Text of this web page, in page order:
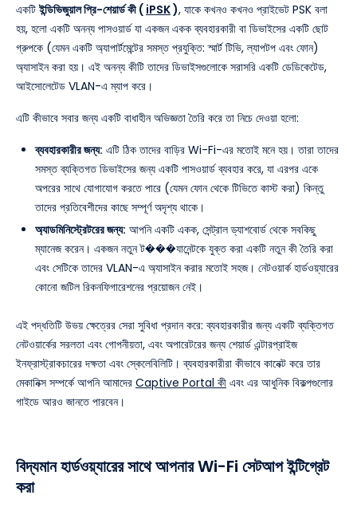
একটিইন্ডিভিজুয়াল প্রি-শেয়ার্ড কী ( iPSK), যাকে কখনও কখনও প্রাইভেট PSK বলা
হয়, হলো একটি অনন্য পাসওয়ার্ড যা একজন একক ব্যবহারকারী বা ডিভাইসের একটি ছোট
গ্রুপকে (যেমন একটি অ্যাপার্টমেন্টের সমস্ত প্রযুক্তি: স্মার্ট টিভি, ল্যাপটপ এবং ফোন)
অ্যাসাইন করা হয়। এই অনন্য কীটি তাদের ডিভাইসগুলোকে সরাসরি একটি ডেডিকেটেড,
আইসোলেটেড VLAN-এ ম্যাপ করে।
এটি কীভাবে সবার জন্য একটি বাধাহীন অভিজ্ঞতা তৈরি করে তা নিচে দেওয়া হলো:
ব্যবহারকারীর জন্য: এটি ঠিক তাদের বাড়ির Wi-Fi-এর মতোই মনে হয়। তারা তাদের
সমস্ত ব্যক্তিগত ডিভাইসের জন্য একটি পাসওয়ার্ড ব্যবহার করে, যা এরপর একে
অপরের সাথে যোগাযোগ করতে পারে (যেমন ফোন থেকে টিভিতে কাস্ট করা) কিন্তু
তাদের প্রতিবেশীদের কাছে সম্পূর্ণ অদৃশ্য থাকে।
অ্যাডমিনিস্ট্রেটরের জন্য: আপনি একটি একক, সেন্ট্রাল ড্যাশবোর্ড থেকে সবকিছু
ম্যানেজ করেন। একজন নতুন ট���যানেন্টকে যুক্ত করা একটি নতুন কী তৈরি করা
এবং সেটিকে তাদের VLAN-এ অ্যাসাইন করার মতোই সহজ। নেটওয়ার্ক হার্ডওয়্যারের
কোনো জটিল রিকনফিগারেশনের প্রয়োজন নেই।
এই পদ্ধতিটি উভয় ক্ষেত্রের সেরা সুবিধা প্রদান করে: ব্যবহারকারীর জন্য একটি ব্যক্তিগত
নেটওয়ার্কের সরলতা এবং গোপনীয়তা, এবং অপারেটরের জন্য শেয়ার্ড এন্টারপ্রাইজ
ইনফ্রাস্ট্রাকচারের দক্ষতা এবং স্কেলেবিলিটি। ব্যবহারকারীরা কীভাবে কানেক্ট করে তার
মেকানিক্স সম্পর্কে আপনি আমাদের Captive Portal কী এবং এর আধুনিক বিকল্পগুলোর
গাইডে আরও জানতে পারবেন।
বিদ্যমান হার্ডওয়্যারের সাথে আপনার Wi-Fi সেটআপ ইন্টিগ্রেট
করা